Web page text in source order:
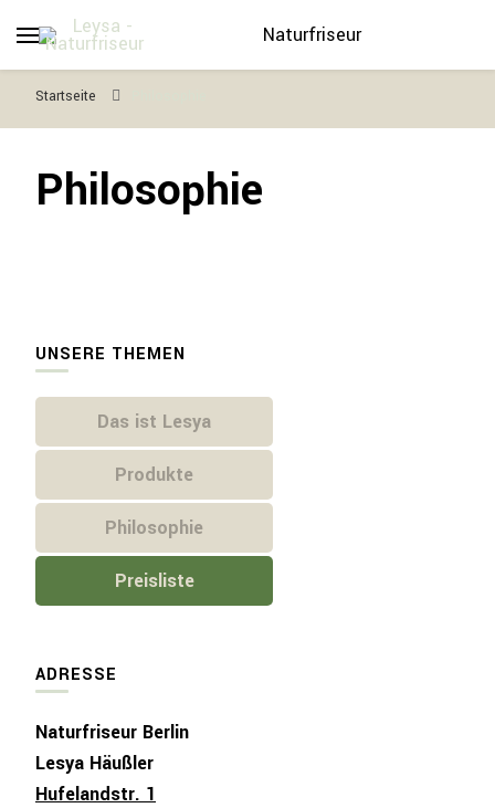
Naturfriseur
Startseite
Philosophie
UNSERE THEMEN
Das ist Lesya
Produkte
Philosophie
Preisliste
ADRESSE
Naturfriseur Berlin
Lesya Häußler
Hufelandstr. 1